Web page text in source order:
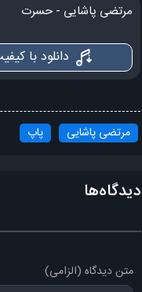
سهم من از
سهم تو از
سهم من از
سهم تو
مرتضی پاشایی - حسرت
دانلود با کیفیت
مرتضی پاشایی پاپ
دیدگاه‌ها
متن دیدگاه (الزامی)